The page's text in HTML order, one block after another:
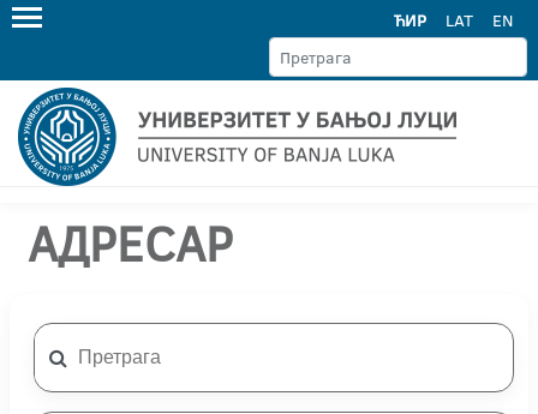
ЋИР LAT EN
АДРЕСАР